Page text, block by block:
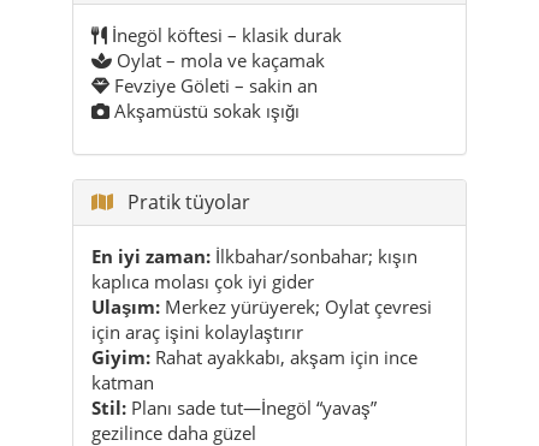
İnegöl köftesi – klasik durak
Oylat – mola ve kaçamak
Fevziye Göleti – sakin an
Akşamüstü sokak ışığı
Pratik tüyolar
En iyi zaman: İlkbahar/sonbahar; kışın
kaplıca molası çok iyi gider
Ulaşım: Merkez yürüyerek; Oylat çevresi
için araç işini kolaylaştırır
Giyim: Rahat ayakkabı, akşam için ince
katman
Stil: Planı sade tut—İnegöl “yavaş”
gezilince daha güzel